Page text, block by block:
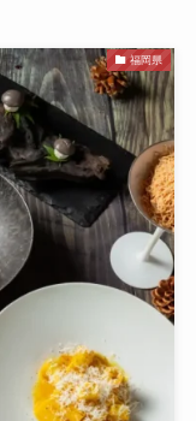
福岡県